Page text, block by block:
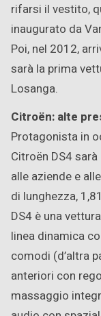
rifarsi il vestito,
inaugurato da
Poi, nel 2012,
sarà la prima
Losanga.
Citroën: alte
Protagonista in
Citroën DS4
alle aziende e
di lunghezza,
DS4 è una
linea dinamica
comodi (d’altra
anteriori con
massaggio